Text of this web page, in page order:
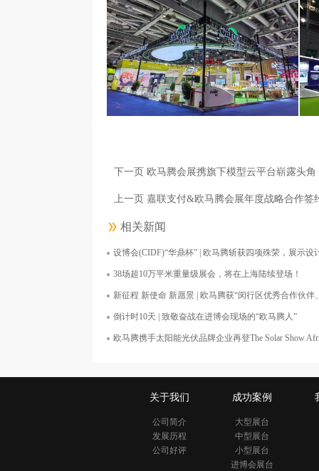
阿斯利康医药（上海）有限公司
嘉吉投资（中国）有限公司
下一页 欧马腾会展携旗下模型云平台崭露头
上一页 嘉联支付&欧马腾会展年度战略合作签
相关新闻
设博会(CIDF)“华鼎杯” | 欧马腾斩获四项殊荣，展示设
38场超10万平米重量级展会，将在上海陆续登场！
新征程 新使命 新愿景 | 欧马腾获“闵行区优秀合作伙伴
倒计时10天 | 致敬奋战在进博会现场的“欧马腾人”
欧马腾携手太阳能光伏品牌企业再登The Solar Show
关于我们
公司简介
发展历程
公司好评
成功案例
大型展台
中型展台
小型展台
进博会展台